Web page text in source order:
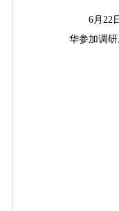
6月22日
华参加调研